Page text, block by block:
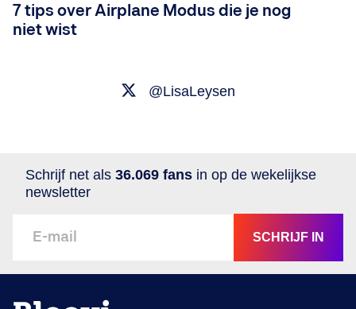
7 tips over Airplane Modus die je nog
niet wist
@LisaLeysen
Schrijf net als 36.069 fans in op de wekelijkse
newsletter
SCHRIJF IN